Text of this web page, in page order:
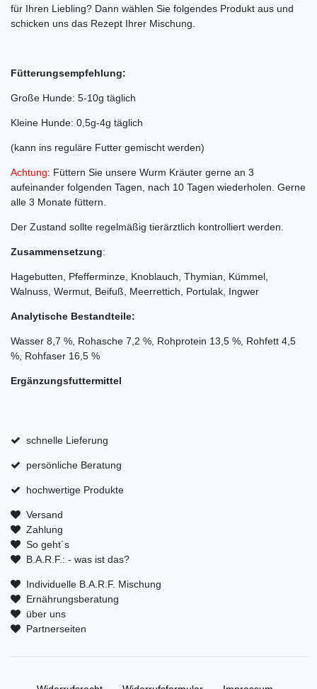
für Ihren Liebling? Dann wählen Sie folgendes Produkt aus und
schicken uns das Rezept Ihrer Mischung.
Fütterungsempfehlung:
Große Hunde: 5-10g täglich
Kleine Hunde: 0,5g-4g täglich
(kann ins reguläre Futter gemischt werden)
Achtung: Füttern Sie unsere Wurm Kräuter gerne an 3
aufeinander folgenden Tagen, nach 10 Tagen wiederholen. Gerne
alle 3 Monate füttern.
Der Zustand sollte regelmäßig tierärztlich kontrolliert werden.
Zusammensetzung:
Hagebutten, Pfefferminze, Knoblauch, Thymian, Kümmel,
Walnuss, Wermut, Beifuß, Meerrettich, Portulak, Ingwer
Analytische Bestandteile:
Wasser 8,7 %, Rohasche 7,2 %, Rohprotein 13,5 %, Rohfett 4,5
%, Rohfaser 16,5 %
Ergänzungsfuttermittel
schnelle Lieferung
persönliche Beratung
hochwertige Produkte
Versand
Zahlung
So geht´s
B.A.R.F.: - was ist das?
Individuelle B.A.R.F. Mischung
Ernährungsberatung
über uns
Partnerseiten